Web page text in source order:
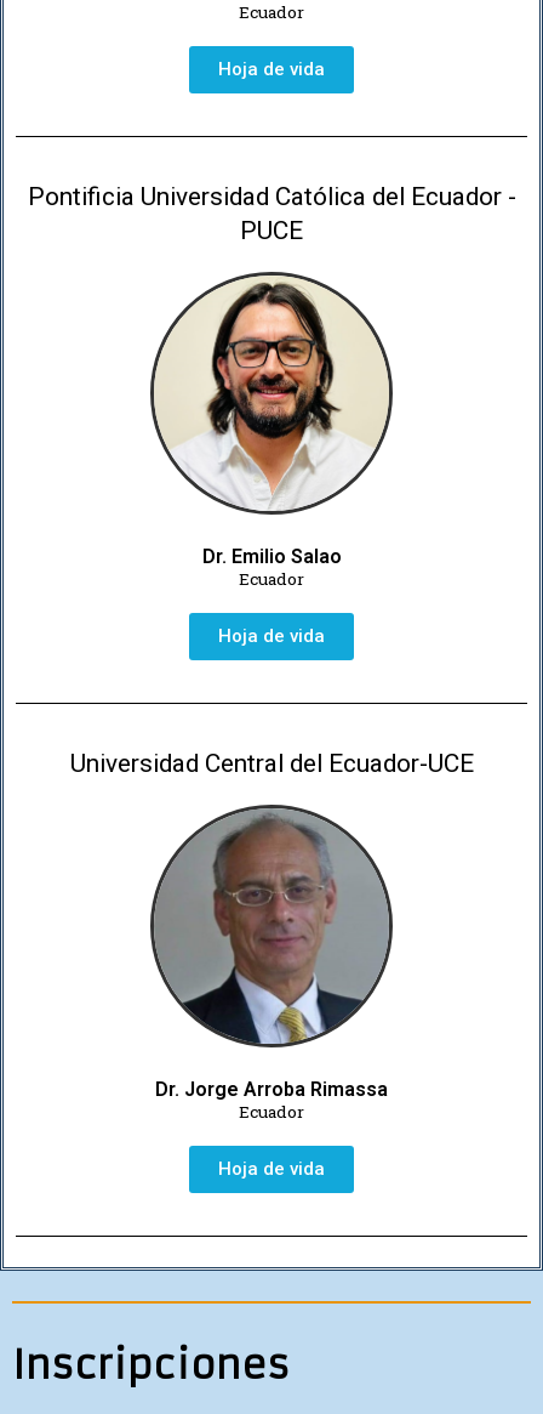
Ecuador
Hoja de vida
Pontificia Universidad Católica del Ecuador -
PUCE
Dr. Emilio Salao
Ecuador
Hoja de vida
Universidad Central del Ecuador-UCE
Dr. Jorge Arroba Rimassa
Ecuador
Hoja de vida
Inscripciones